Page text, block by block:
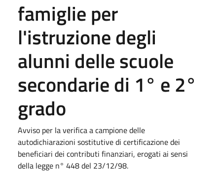
famiglie per
l'istruzione degli
alunni delle scuole
secondarie di 1° e 2°
grado
Avviso per la verifica a campione delle
autodichiarazioni sostitutive di certificazione dei
beneficiari dei contributi finanziari, erogati ai sensi
della legge n° 448 del 23/12/98.